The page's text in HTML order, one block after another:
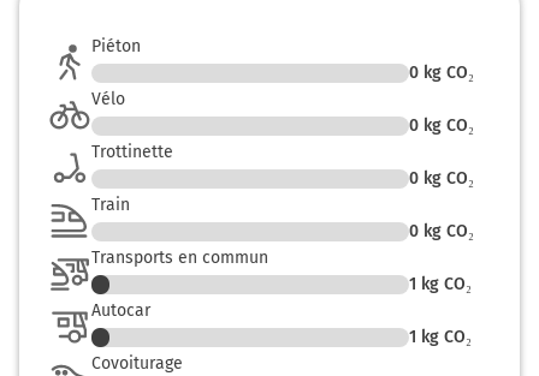
Piéton
0 kg CO₂
Vélo
0 kg CO₂
Trottinette
0 kg CO₂
Train
0 kg CO₂
Transports en commun
1 kg CO₂
Autocar
1 kg CO₂
Covoiturage